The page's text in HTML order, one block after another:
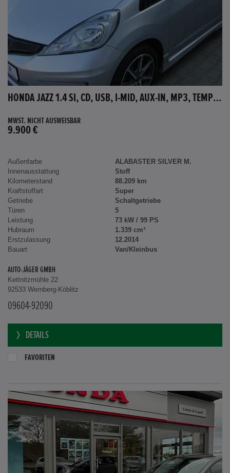
HONDA JAZZ 1.4 SI, CD, USB, I-MID, AUX-IN, MP3, TEMPOMAT
MWST. NICHT AUSWEISBAR
9.900 €
Außenfarbe
ALABASTER SILVER M.
Innenausstattung
Stoff
Kilometerstand
88.209 km
Kraftstoffart
Super
Getriebe
Schaltgetriebe
Türen
5
Leistung
73 kW / 99 PS
Hubraum
1.339 cm³
Erstzulassung
12.2014
Bauart
Van/Kleinbus
AUTO-JÄGER GMBH
Kettnitzmühle 22
92533 Wernberg-Köblitz
09604-92090
DETAILS
FAVORITEN